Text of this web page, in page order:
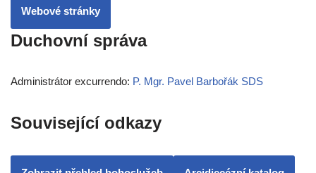
Webové stránky
Duchovní správa
Administrátor excurrendo: P. Mgr. Pavel Barbořák SDS
Související odkazy